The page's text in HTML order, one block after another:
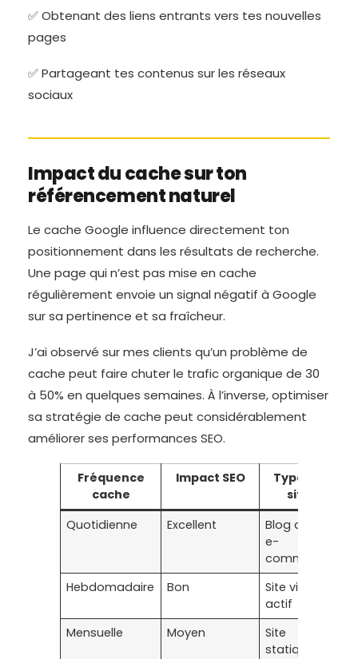
✅ Obtenant des liens entrants vers tes nouvelles
pages
✅ Partageant tes contenus sur les réseaux
sociaux
Impact du cache sur ton
référencement naturel
Le cache Google influence directement ton
positionnement dans les résultats de recherche.
Une page qui n’est pas mise en cache
régulièrement envoie un signal négatif à Google
sur sa pertinence et sa fraîcheur.
J’ai observé sur mes clients qu’un problème de
cache peut faire chuter le trafic organique de 30
à 50% en quelques semaines. À l’inverse, optimiser
sa stratégie de cache peut considérablement
améliorer ses performances SEO.
Fréquence
cache
Impact SEO
Type de
site
Quotidienne
Excellent
Blog actif,
e-
commerce
Hebdomadaire
Bon
Site vitrine
actif
Mensuelle
Moyen
Site
statique